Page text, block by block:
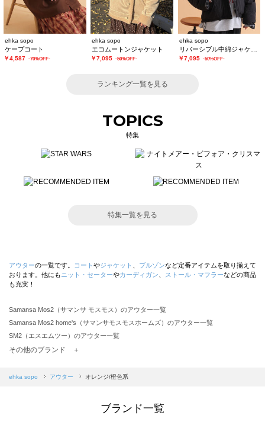
ehka sopo
ケープコート
￥4,587 -70%OFF-
ehka sopo
エコムートンジャケット
￥7,095 -50%OFF-
ehka sopo
￥7,095 -50%OFF-
ランキング一覧を見る
TOPICS
特集
特集一覧を見る
アウターの一覧です。 コート やジャケット ブルゾンなど定番アイテムを取り揃えて
おります。他にも ニット・セーターやカーディガン ストール・マフラーなどの商品
も充実！
Samansa Mos2（サマンサ モスモス）のアウター一覧
Samansa Mos2 home's（サマンサモスモスホームズ）のアウター一覧
SM2（エスエムツー）のアウター一覧
TSUHARU by Samansa Mos2（ツハルバイサマンサモスモス）のアウター一覧
Samansa Mos2 blue（サマンサモスモス ブルー）のアウター一覧
sō4ū（ソウフォーユー）のアウター一覧
その他のブランド ＋
ehka sopo アウター オレンジ/橙色系
ブランド一覧